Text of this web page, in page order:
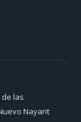
las
Nayarit